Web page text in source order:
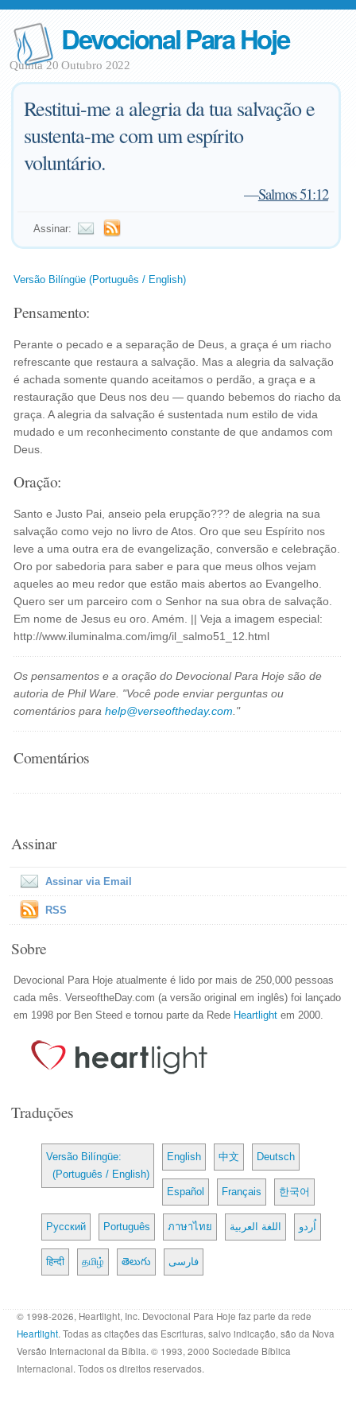
Devocional Para Hoje
Quinta 20 Outubro 2022
Restitui-me a alegria da tua salvação e
sustenta-me com um espírito
voluntário.
—Salmos 51:12
Assinar:
Versão Bilíngüe (Português / English)
Pensamento:
Perante o pecado e a separação de Deus, a graça é um riacho
refrescante que restaura a salvação. Mas a alegria da salvação
é achada somente quando aceitamos o perdão, a graça e a
restauração que Deus nos deu — quando bebemos do riacho da
graça. A alegria da salvação é sustentada num estilo de vida
mudado e um reconhecimento constante de que andamos com
Deus.
Oração:
Santo e Justo Pai, anseio pela erupção??? de alegria na sua
salvação como vejo no livro de Atos. Oro que seu Espírito nos
leve a uma outra era de evangelização, conversão e celebração.
Oro por sabedoria para saber e para que meus olhos vejam
aqueles ao meu redor que estão mais abertos ao Evangelho.
Quero ser um parceiro com o Senhor na sua obra de salvação.
Em nome de Jesus eu oro. Amém. || Veja a imagem especial:
http://www.iluminalma.com/img/il_salmo51_12.html
Os pensamentos e a oração do Devocional Para Hoje são de
autoria de Phil Ware. "Você pode enviar perguntas ou
comentários parahelp@verseoftheday.com ."
Comentários
Assinar
Assinar via Email
RSS
Sobre
Devocional Para Hoje atualmente é lido por mais de 250,000 pessoas
cada mês. VerseoftheDay.com (a versão original em inglês) foi lançado
em 1998 por Ben Steed e tornou parte da Rede Heartlight em 2000.
Traduções
Versão Bilíngüe:
(Português / English)
English 中文 Deutsch
Español Français 한국어
Русский Português ภาษาไทย اللغة العربية اُردو
हिन्दी தமிழ் తెలుగు فارسی
© 1998-2026, Heartlight, Inc. Devocional Para Hoje faz parte da rede
Heartlight. Todas as citações das Escrituras, salvo indicação, são da Nova
Versão Internacional da Bíblia. © 1993, 2000 Sociedade Bíblica
Internacional. Todos os direitos reservados.